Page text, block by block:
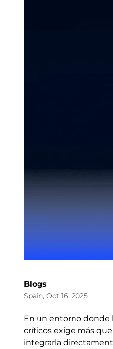
Blogs
Spain, Oct 16, 2025
En un entorno donde
críticos exige más
integrarla